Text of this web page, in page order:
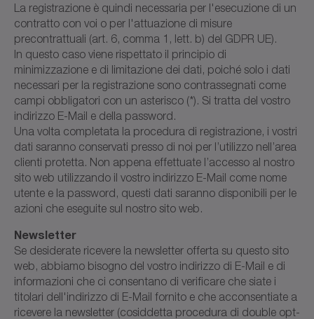
La registrazione è quindi necessaria per l'esecuzione di un
contratto con voi o per l'attuazione di misure
precontrattuali (art. 6, comma 1, lett. b) del GDPR UE).
In questo caso viene rispettato il principio di
minimizzazione e di limitazione dei dati, poiché solo i dati
necessari per la registrazione sono contrassegnati come
campi obbligatori con un asterisco (*). Si tratta del vostro
indirizzo E-Mail e della password.
Una volta completata la procedura di registrazione, i vostri
dati saranno conservati presso di noi per l’utilizzo nell’area
clienti protetta. Non appena effettuate l’accesso al nostro
sito web utilizzando il vostro indirizzo E-Mail come nome
utente e la password, questi dati saranno disponibili per le
azioni che eseguite sul nostro sito web.
Newsletter
Se desiderate ricevere la newsletter offerta su questo sito
web, abbiamo bisogno del vostro indirizzo di E-Mail e di
informazioni che ci consentano di verificare che siate i
titolari dell'indirizzo di E-Mail fornito e che acconsentiate a
ricevere la newsletter (cosiddetta procedura di double opt-